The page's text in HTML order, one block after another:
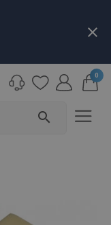
close
search
0